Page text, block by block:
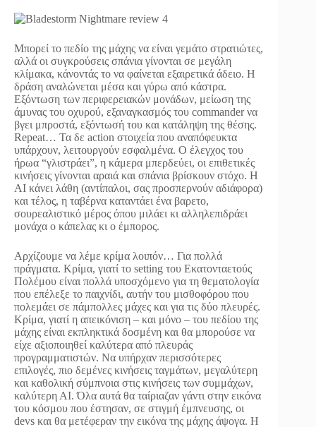
Μπορεί το πεδίο της μάχης να είναι γεμάτο στρατιώτες,
αλλά οι συγκρούσεις σπάνια γίνονται σε μεγάλη
κλίμακα, κάνοντάς το να φαίνεται εξαιρετικά άδειο. Η
δράση αναλώνεται μέσα και γύρω από κάστρα.
Εξόντωση των περιφερειακών μονάδων, μείωση της
άμυνας του οχυρού, εξαναγκασμός του commander να
βγει μπροστά, εξόντωσή του και κατάληψη της θέσης.
Repeat… Τα δε action στοιχεία που αναπόφευκτα
υπάρχουν, λειτουργούν εσφαλμένα. Ο έλεγχος του
ήρωα “γλιστράει”, η κάμερα μπερδεύει, οι επιθετικές
κινήσεις γίνονται αραιά και σπάνια βρίσκουν στόχο. Η
ΑΙ κάνει λάθη (αντίπαλοι, σας προσπερνούν αδιάφορα)
και τέλος, η ταβέρνα καταντάει ένα βαρετο,
σουρεαλιστικό μέρος όπου μιλάει κι αλληλεπιδράει
μονάχα ο κάπελας κι ο έμπορος.
Αρχίζουμε να λέμε κρίμα λοιπόν… Για πολλά
πράγματα. Κρίμα, γιατί το setting του Εκατονταετούς
Πολέμου είναι πολλά υποσχόμενο για τη θεματολογία
που επέλεξε το παιχνίδι, αυτήν του μισθοφόρου που
πολεμάει σε πάμπολλες μάχες και για τις δύο πλευρές.
Κρίμα, γιατί η απεικόνιση – και μόνο – του πεδίου της
μάχης είναι εκπληκτικά δοσμένη και θα μπορούσε να
είχε αξιοποιηθεί καλύτερα από πλευράς
προγραμματιστών. Να υπήρχαν περισσότερες
επιλογές, πιο δεμένες κινήσεις ταγμάτων, μεγαλύτερη
και καθολική σύμπνοια στις κινήσεις των συμμάχων,
καλύτερη ΑΙ. Όλα αυτά θα ταίριαζαν γάντι στην εικόνα
του κόσμου που έστησαν, σε στιγμή έμπνευσης, οι
devs και θα μετέφεραν την εικόνα της μάχης άψογα. Η